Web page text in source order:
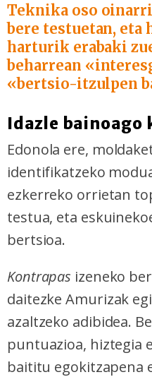
Teknika oso
bere testuetan, eta
harturik erabaki
beharrean
«bertsio-itzulpen
Idazle bainoago
Edonola ere,
identifikatzeko
ezkerreko orrietan
testua, eta
bertsioa.
Kontrapas izeneko
daitezke Amurizak
azaltzeko adibidea.
puntuazioa, hiztegia
baititu egokitzapena